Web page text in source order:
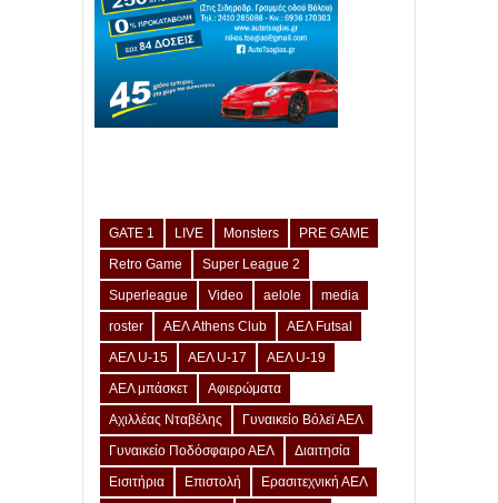
GATE 1 LIVE Monsters
PRE GAME
Retro Game
Super League 2
Superleague
Video aelole
media
roster
ΑΕΛ Athens Club
ΑΕΛ Futsal
ΑΕΛ U-15
ΑΕΛ U-17
ΑΕΛ U-19
ΑΕΛ μπάσκετ
Αφιερώματα
Αχιλλέας Νταβέλης
Γυναικείο Βόλεϊ ΑΕΛ
Γυναικείο Ποδόσφαιρο ΑΕΛ
Διαιτησία
Εισιτήρια
Επιστολή
Ερασιτεχνική ΑΕΛ